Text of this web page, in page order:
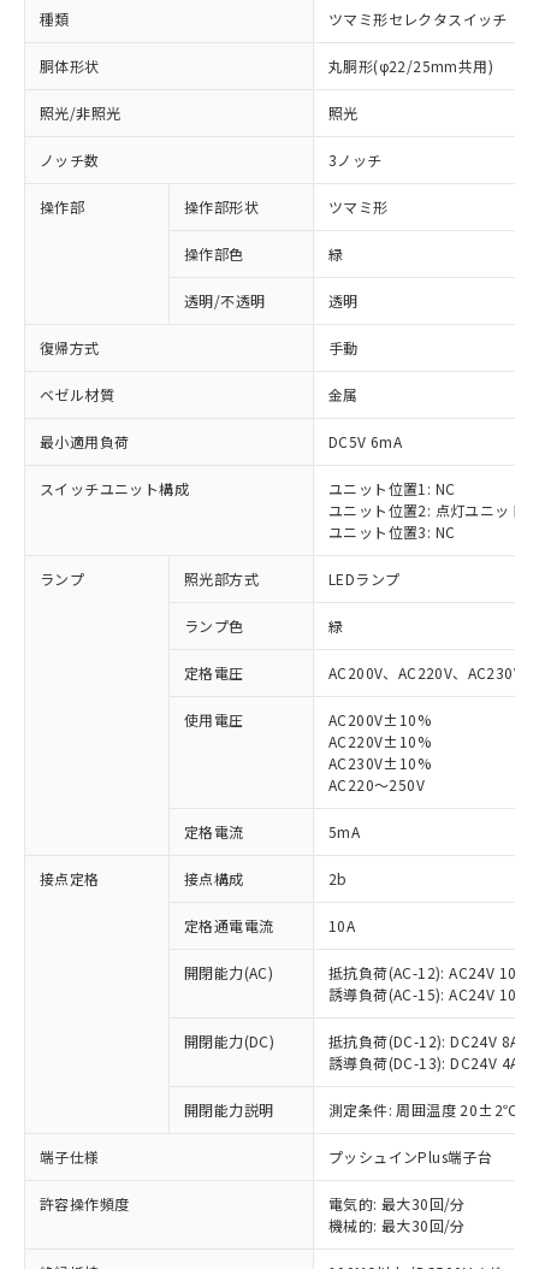
種類 ツマミ形セレクタスイッチ
胴体形状 丸胴形(φ22/25mm共用)
照光/非照光 照光
ノッチ数 3ノッチ
操作部 操作部形状 ツマミ形
操作部色 緑
透明/不透明 透明
復帰方式 手動
ベゼル材質 金属
最小適用負荷 DC5V 6mA
スイッチユニット構成
ユニット位置1: NC
ユニット位置2: 点灯ユニット
ユニット位置3: NC
ランプ 照光部方式 LEDランプ
ランプ色 緑
定格電圧 AC200V、AC220V、AC230V
使用電圧
AC200V±10%
AC220V±10%
AC230V±10%
AC220～250V
定格電流 5mA
接点定格 接点構成 2b
定格通電電流 10A
開閉能力(AC)
抵抗負荷(AC-12): AC24V 10A/
誘導負荷(AC-15): AC24V
開閉能力(DC)
抵抗負荷(DC-12): DC24V 8A/
誘導負荷(DC-13): DC24V 4A/
開閉能力説明 測定条件: 周囲温度 20±2℃、
端子仕様 プッシュインPlus端子台
許容操作頻度
電気的: 最大30回/分
機械的: 最大30回/分
ご利用条件
以下の条件をお読みいただき、同意のうえ
ご利用ください。
本サービスは、当社制御機器事業取扱
商品の当社在庫状況および標準価格
(税抜)を提供させていただくもので
当社制御機器事業取扱商品の中には、
ことをご了承ください。
在庫状況および標準価格照会結果は、
記載している更新日時点での社内デー
タに基づき作成されるものであり、閲
※1 対応状況
対応済み：EU RoHS指令（10物質）の
非含有に対応した製品が提供可能な商品で
対応予定：EU RoHS指令（10物質）の非含
有に対応した製品に切り替える予定のある
対応予定なし：EU RoHS指令（10物質）の
非含有に非対応の商品で、対応品を出す予
定はありません。
調査・確認中：EU RoHS指令（10物質）の
非含有の対応状況を調査中または確認中の
非該当品：ライセンス料など無形物で、有
害物質有無と関係のない商品です。
仕入先様の事情により、非含有部品として
いたものが、含有品と判明した場合などや
むを得ず変更することがあります。
鉛(Pb) 1000ppm以下、 水銀(Hg) 1000ppm以下、 カド
※1 中国RoHS○×表
「○」：最大均質材料含有率が中国RoHSの
基準値以下であることを示します。
「×」：最大均質材料含有率が中国RoHSの
基準値を超えていることを示します。
「－」：未確認です。当社販売部門へお問
い合わせください。
*中国RoHS10物質の基準値 (GB/T26572)：
当社は、これら貴社製品のうち、外国
為替および外国貿易法に定める商品
（以下｢規制貨物等」という）を輸出
または国外への提供する場合は、日本
国政府の輸出許可(または役務取引許